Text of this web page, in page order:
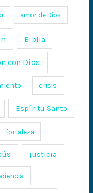
amor de Dios
Biblia
con Dios
crisis
Espíritu Santo
fortaleza
justicia